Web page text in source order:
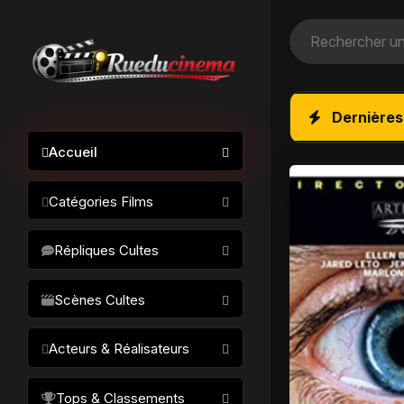
Accueil
Catégories Films
Science-fiction
Drame / Thriller
Comédie/humour
Horreur
Fantastique
Répliques Cultes
Scènes Cultes
Acteurs & Réalisateurs
Tops & Classements